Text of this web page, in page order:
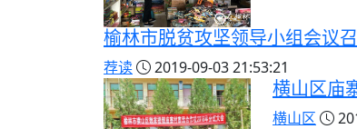
榆林市脱贫攻坚领导小组会议
荐读 2019-09-03 21:53:21
横山区庙
横山区